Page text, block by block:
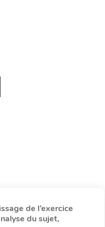
de l’exercice
du sujet,